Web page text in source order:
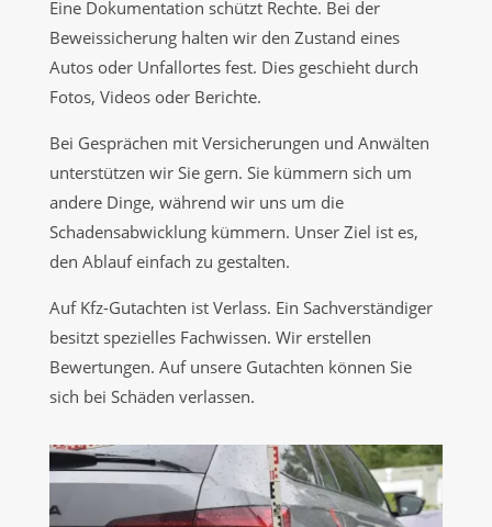
Eine Dokumentation schützt Rechte. Bei der
Beweissicherung halten wir den Zustand eines
Autos oder Unfallortes fest. Dies geschieht durch
Fotos, Videos oder Berichte.
Bei Gesprächen mit Versicherungen und Anwälten
unterstützen wir Sie gern. Sie kümmern sich um
andere Dinge, während wir uns um die
Schadensabwicklung kümmern. Unser Ziel ist es,
den Ablauf einfach zu gestalten.
Auf Kfz-Gutachten ist Verlass. Ein Sachverständiger
besitzt spezielles Fachwissen. Wir erstellen
Bewertungen. Auf unsere Gutachten können Sie
sich bei Schäden verlassen.